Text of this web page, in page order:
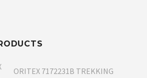
ORITEX 7172231B TREKKING